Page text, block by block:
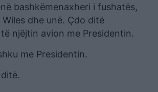
bashkëmenaxheri i fushatës,
Wiles dhe unë. Çdo ditë
njëjtin avion me Presidentin.
me Presidentin.